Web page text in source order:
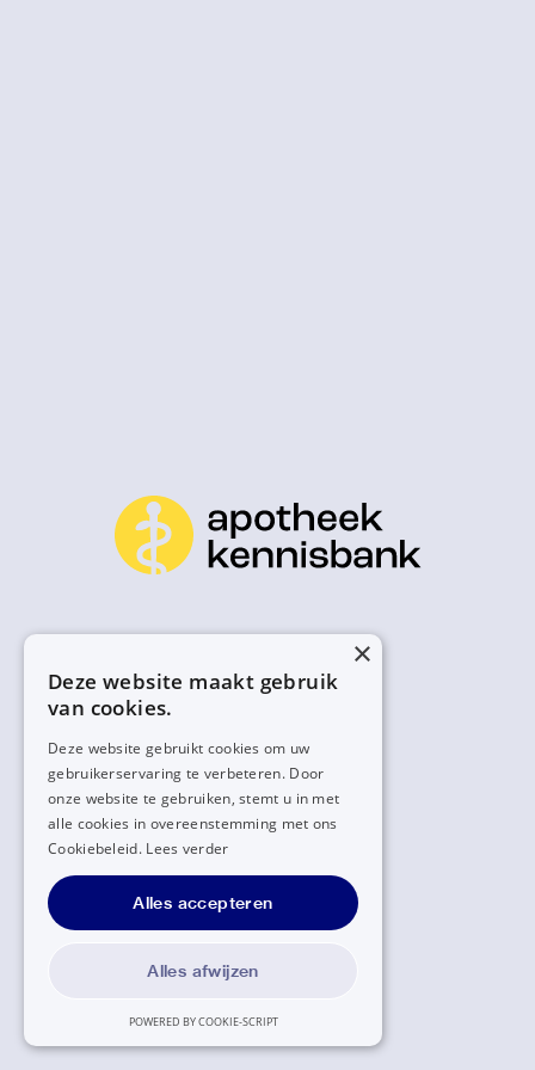
×
Deze website maakt gebruik
van cookies.
Deze website gebruikt cookies om uw
gebruikerservaring te verbeteren. Door
onze website te gebruiken, stemt u in met
alle cookies in overeenstemming met ons
Cookiebeleid. Lees verder
Alles accepteren
Alles afwijzen
POWERED BY COOKIE-SCRIPT